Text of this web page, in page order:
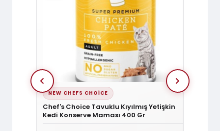
NEW CHEFS CHOICE
Chef's Choice Tavuklu Kıyılmış Yetişkin
Kedi Konserve Maması 400 Gr